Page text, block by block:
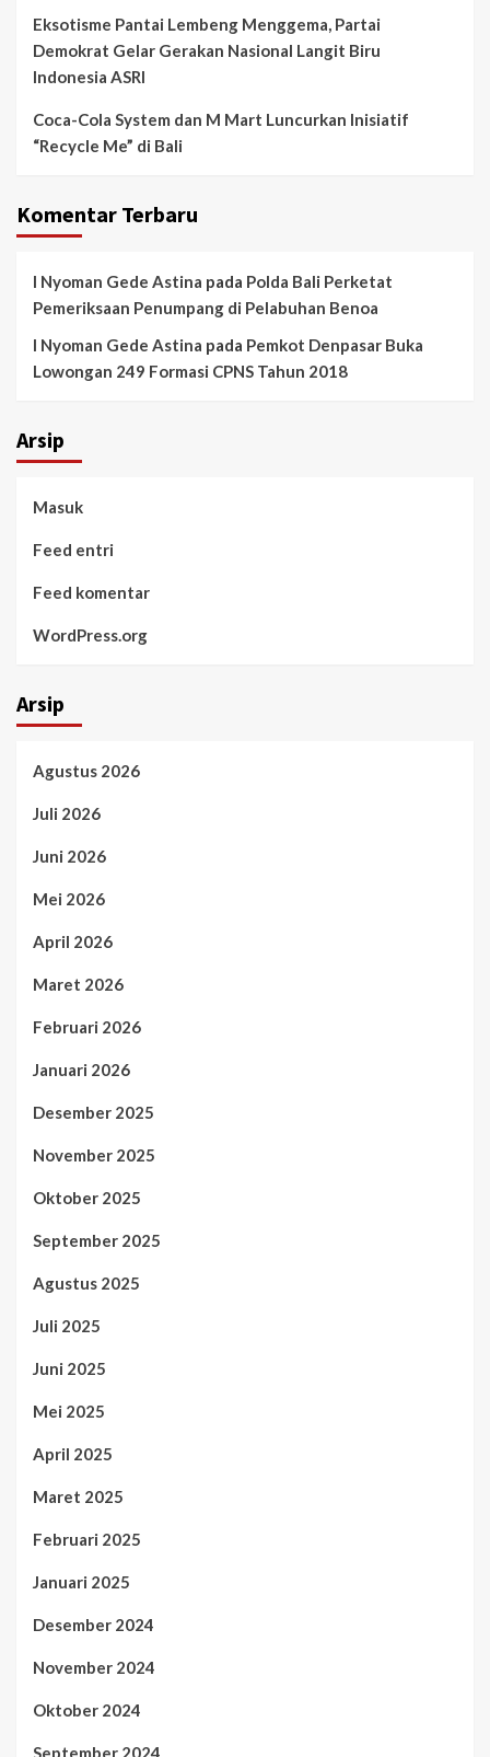
Eksotisme Pantai Lembeng Menggema, Partai
Demokrat Gelar Gerakan Nasional Langit Biru
Indonesia ASRI
Coca-Cola System dan M Mart Luncurkan Inisiatif
“Recycle Me” di Bali
Komentar Terbaru
I Nyoman Gede Astina pada Polda Bali Perketat
Pemeriksaan Penumpang di Pelabuhan Benoa
I Nyoman Gede Astina pada Pemkot Denpasar Buka
Lowongan 249 Formasi CPNS Tahun 2018
Arsip
Masuk
Feed entri
Feed komentar
WordPress.org
Arsip
Agustus 2026
Juli 2026
Juni 2026
Mei 2026
April 2026
Maret 2026
Februari 2026
Januari 2026
Desember 2025
November 2025
Oktober 2025
September 2025
Agustus 2025
Juli 2025
Juni 2025
Mei 2025
April 2025
Maret 2025
Februari 2025
Januari 2025
Desember 2024
November 2024
Oktober 2024
September 2024